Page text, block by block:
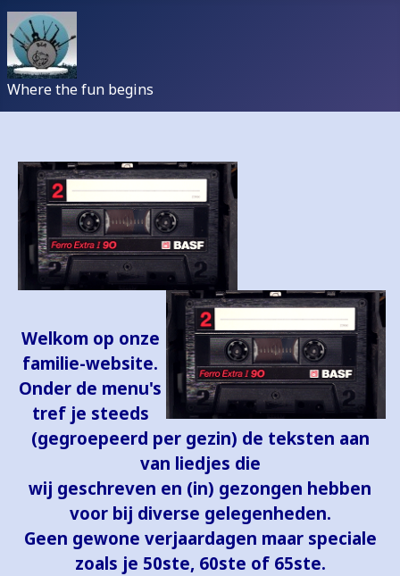
Where the fun begins
Welkom op onze
familie-website.
Onder de menu's
tref je steeds
(gegroepeerd per gezin) de teksten aan
van liedjes die
wij geschreven en (in) gezongen hebben
voor bij diverse gelegenheden.
Geen gewone verjaardagen maar speciale
zoals je 50ste, 60ste of 65ste.